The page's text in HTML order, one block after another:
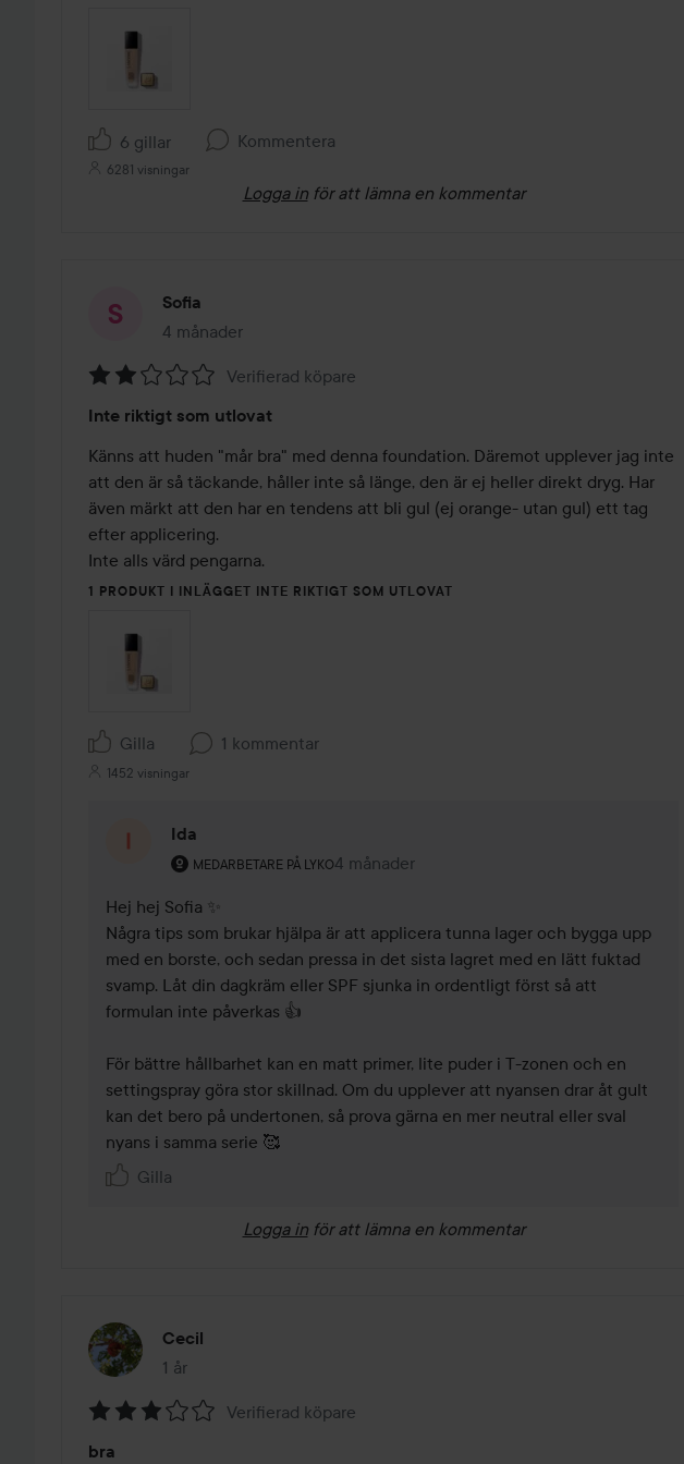
6 gillar Kommentera
6281 visningar
Logga in för att lämna en kommentar
Sofia
4 månader
Inlägget skapades 4 månader
2
av
5
Verifierad köpare
Inte riktigt som utlovat
Känns att huden "mår bra" med denna foundation. Däremot upplever jag inte
att den är så täckande, håller inte så länge, den är ej heller direkt dryg. Har
även märkt att den har en tendens att bli gul (ej orange- utan gul) ett tag
efter applicering.
Inte alls värd pengarna.
1 PRODUKT I INLÄGGET INTE RIKTIGT SOM UTLOVAT
Gilla 1 kommentar
1452 visningar
Ida
MEDARBETARE PÅ LYKO
Användarens roll: Medarbetare på Lyko.
4 månader
Kommentaren lades 4 månader
Hej hej Sofia ✨
Några tips som brukar hjälpa är att applicera tunna lager och bygga upp
med en borste, och sedan pressa in det sista lagret med en lätt fuktad
svamp. Låt din dagkräm eller SPF sjunka in ordentligt först så att
formulan inte påverkas 👍
För bättre hållbarhet kan en matt primer, lite puder i T-zonen och en
settingspray göra stor skillnad. Om du upplever att nyansen drar åt gult
kan det bero på undertonen, så prova gärna en mer neutral eller sval
nyans i samma serie 🥰
Gilla
Logga in för att lämna en kommentar
Cecil
1 år
Inlägget skapades 1 år
Verifierad köpare
bra